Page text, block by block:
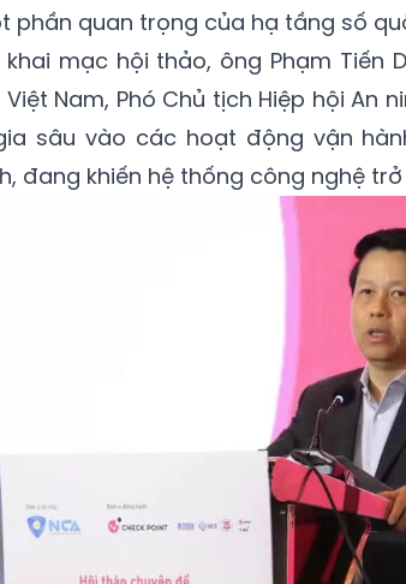
phần quan trọng của hạ tầng số
khai mạc hội thảo, ông Phạm Tiến
Việt Nam, Phó Chủ tịch Hiệp hội An
sâu vào các hoạt động vận
đang khiến hệ thống công nghệ